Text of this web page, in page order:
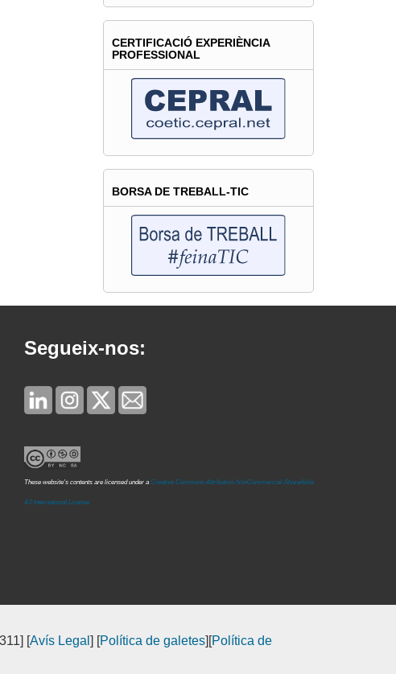
CERTIFICACIÓ EXPERIÈNCIA
PROFESSIONAL
BORSA DE TREBALL-TIC
Segueix-nos:
These website's contents are licensed under a Creative Commons Attribution-NonCommercial-ShareAlike
4.0 International License
[Avís Legal ] [Política de galetes][Política de